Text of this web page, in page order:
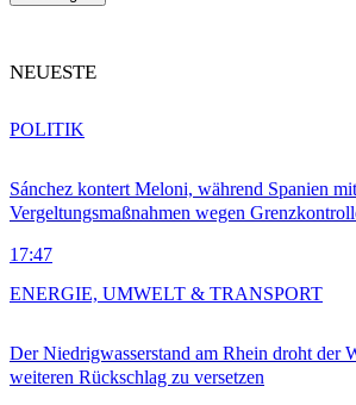
NEUESTE
Sánchez kontert Meloni, während Spanien mit
Vergeltungsmaßnahmen wegen
17:47
POLITIK
Der Niedrigwasserstand am Rhein droht der
weiteren Rückschlag zu versetzen
ENERGIE, UMWELT & TRANSPORT